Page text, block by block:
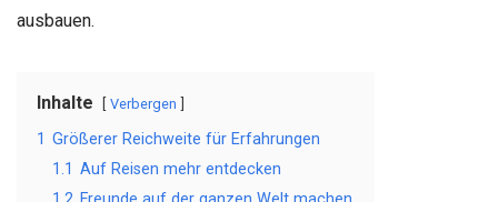
ausbauen.
Inhalte Verbergen
1 Größerer Reichweite für Erfahrungen
1.1 Auf Reisen mehr entdecken